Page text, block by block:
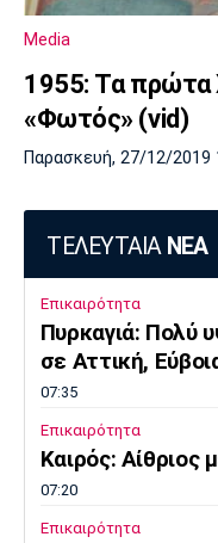
Λίβερπουλ
Ίντερ
Ντόρτμουντ
Μονακό
Media
1955: Τα πρώτα
«Φωτός» (vid)
Παρασκευή, 27/12/2019
ΤΕΛΕΥΤΑΙΑ ΝΕΑ
Επικαιρότητα
Πυρκαγιά: Πολύ
σε Αττική,
07:35
Επικαιρότητα
Καιρός: Αίθριος
07:20
Επικαιρότητα